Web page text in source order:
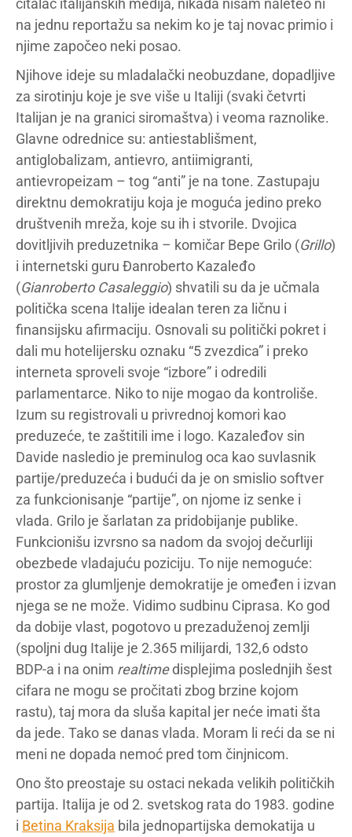
čitalac italijanskih medija, nikada nisam naleteo ni
na jednu reportažu sa nekim ko je taj novac primio i
njime započeo neki posao.
Njihove ideje su mladalački neobuzdane, dopadljive
za sirotinju koje je sve više u Italiji (svaki četvrti
Italijan je na granici siromaštva) i veoma raznolike.
Glavne odrednice su: antiestablišment,
antiglobalizam, antievro, antiimigranti,
antievropeizam – tog “anti” je na tone. Zastupaju
direktnu demokratiju koja je moguća jedino preko
društvenih mreža, koje su ih i stvorile. Dvojica
dovitljivih preduzetnika – komičar Bepe Grilo (Grillo)
i internetski guru Đanroberto Kazaleđo
(Gianroberto Casaleggio) shvatili su da je učmala
politička scena Italije idealan teren za ličnu i
finansijsku afirmaciju. Osnovali su politički pokret i
dali mu hotelijersku oznaku “5 zvezdica” i preko
interneta sproveli svoje “izbore” i odredili
parlamentarce. Niko to nije mogao da kontroliše.
Izum su registrovali u privrednoj komori kao
preduzeće, te zaštitili ime i logo. Kazaleđov sin
Davide nasledio je preminulog oca kao suvlasnik
partije/preduzeća i budući da je on smislio softver
za funkcionisanje “partije”, on njome iz senke i
vlada. Grilo je šarlatan za pridobijanje publike.
Funkcionišu izvrsno sa nadom da svojoj dečurliji
obezbede vladajuću poziciju. To nije nemoguće:
prostor za glumljenje demokratije je omeđen i izvan
njega se ne može. Vidimo sudbinu Ciprasa. Ko god
da dobije vlast, pogotovo u prezaduženoj zemlji
(spoljni dug Italije je 2.365 milijardi, 132,6 odsto
BDP-a i na onim realtimedisplejima poslednjih šest
cifara ne mogu se pročitati zbog brzine kojom
rastu), taj mora da sluša kapital jer neće imati šta
da jede. Tako se danas vlada. Moram li reći da se ni
meni ne dopada nemoć pred tom činjnicom.
Ono što preostaje su ostaci nekada velikih političkih
partija. Italija je od 2. svetskog rata do 1983. godine
i Betina Kraksija bila jednopartijska demokatija u